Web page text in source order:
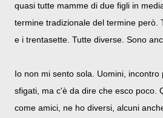
quasi tutte mamme di due figli in
termine tradizionale del termine però.
e i trentasette. Tutte diverse. Sono
Io non mi sento sola. Uomini,
sfigati, ma c'è da dire che esco poco.
come amici, ne ho diversi, alcuni